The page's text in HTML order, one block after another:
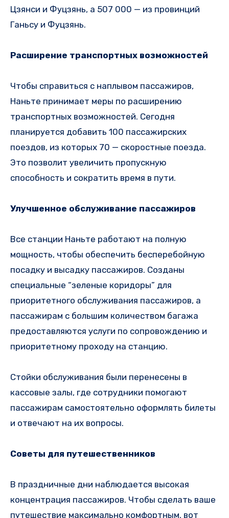
Цзянси и Фуцзянь, а 507 000 — из провинций
Ганьсу и Фуцзянь.
Расширение транспортных возможностей
Чтобы справиться с наплывом пассажиров,
Наньте принимает меры по расширению
транспортных возможностей. Сегодня
планируется добавить 100 пассажирских
поездов, из которых 70 — скоростные поезда.
Это позволит увеличить пропускную
способность и сократить время в пути.
Улучшенное обслуживание пассажиров
Все станции Наньте работают на полную
мощность, чтобы обеспечить бесперебойную
посадку и высадку пассажиров. Созданы
специальные “зеленые коридоры” для
приоритетного обслуживания пассажиров, а
пассажирам с большим количеством багажа
предоставляются услуги по сопровождению и
приоритетному проходу на станцию.
Стойки обслуживания были перенесены в
кассовые залы, где сотрудники помогают
пассажирам самостоятельно оформлять билеты
и отвечают на их вопросы.
Советы для путешественников
В праздничные дни наблюдается высокая
концентрация пассажиров. Чтобы сделать ваше
путешествие максимально комфортным, вот